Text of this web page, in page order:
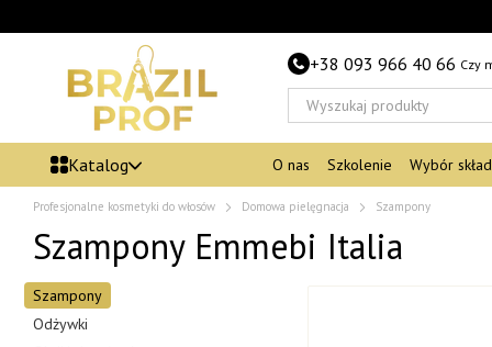
+38 093 966 40 66 Czy
Katalog O nas Szkolenie Wybór
Profesjonalne kosmetyki do włosów Domowa pielęgnacja Szampony
Szampony Emmebi Italia
Szampony
Odżywki